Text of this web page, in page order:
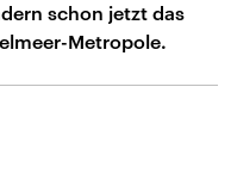
schon jetzt das
Metropole.